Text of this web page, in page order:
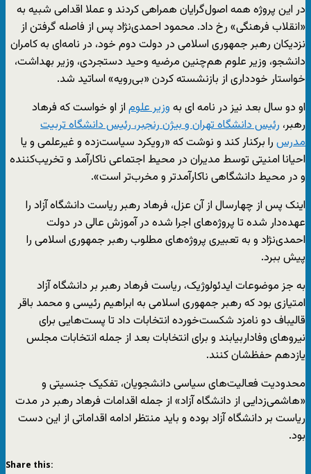
در این پروژه همه اصول‌گرایان همراهی کردند و عملا اقدامی شبیه به
«انقلاب فرهنگی» رخ داد. محمود احمدی‌نژاد پس از فاصله گرفتن از
نزدیکان رهبر جمهوری اسلامی در دولت دوم خود، در نامه‌ای به کامران
دانشجو، وزیر علوم هم‌چنین مرضیه وحید دستجردی، وزیر بهداشت،
خواستار خودداری از بازنشسته کردن «بی‌رویه» اساتید شد.
او دو سال بعد نیز در نامه ای به وزیر علوم از او خواست که فرهاد
رهبر، رئیس دانشگاه تهران و بیژن رنجبر، رئیس دانشگاه تربیت
مدرس را برکنار کند و نوشت که «رویکرد سیاست‌زده و غیرعلمی و یا
احیانا امنیتی توسط مدیران در محیط اجتماعی ناکارآمد و تخریب‌کننده
و در محیط دانشگاهی ناکارآمدتر و مخرب‌تر است».
اینک پس از چهارسال از آن عزل، فرهاد رهبر ریاست دانشگاه آزاد را
عهده‌دار شده تا پروژه‌های اجرا شده در آموزش عالی در دولت
احمدی‌نژاد و به تعبیری پروژه‌های مطلوب رهبر جمهوری اسلامی را
پیش ببرد.
به جز موضوعات ایدئولوژیک، ریاست فرهاد رهبر بر دانشگاه آزاد
امتیازی بود که رهبر جمهوری اسلامی به ابراهیم رئیسی و محمد باقر
قالیباف دو نامزد شکست‌خورده انتخابات داد تا پست‌هایی برای
نیروهای وفاداربیابند و برای انتخابات بعد از جمله انتخابات مجلس
یازدهم حفظشان کنند.
محدودیت فعالیت‌های سیاسی دانشجویان، تفکیک جنسیتی و
«هاشمی‌زدایی از دانشگاه آزاد» از جمله اقدامات فرهاد رهبر در مدت
ریاست بر دانشگاه آزاد بوده و باید منتظر ادامه اقداماتی از این دست
بود.
Share this: